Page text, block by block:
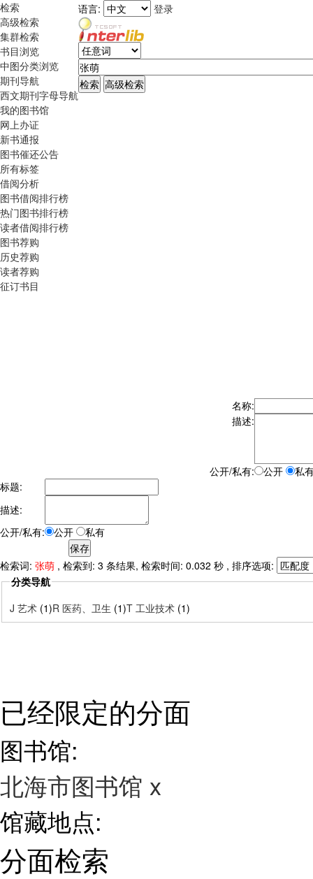
检索
高级检索
集群检索
书目浏览
中图分类浏览
期刊导航
西文期刊字母导航
我的图书馆
网上办证
新书通报
图书催还公告
所有标签
借阅分析
图书借阅排行榜
热门图书排行榜
读者借阅排行榜
图书荐购
历史荐购
读者荐购
征订书目
语言: 登录
名称:
描述:
公开/私有: 公开
私
标题:
描述:
公开/私有:
公开 私有
检索词: 张萌 , 检索到: 3 条结果, 检索时间: 0.032 秒 , 排序选项:
分类导航
J 艺术 (1)R 医药、卫生 (1)T 工业技术 (1)
已经限定的分面
图书馆:
北海市图书馆 x
馆藏地点:
分面检索